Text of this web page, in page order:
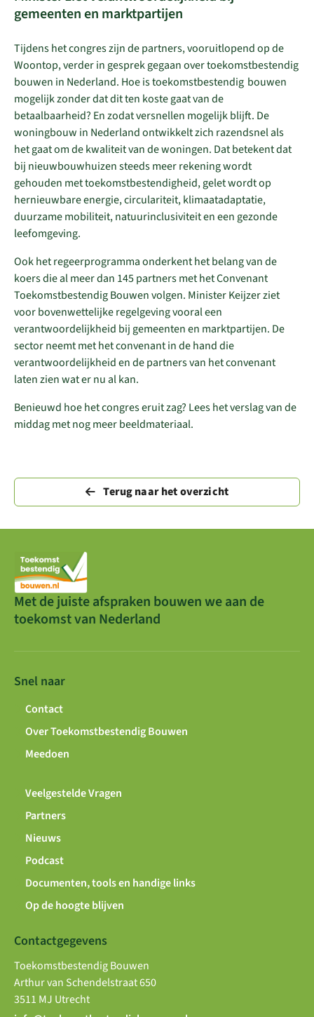
gemeenten en marktpartijen
Tijdens het congres zijn de partners, vooruitlopend op de
Woontop, verder in gesprek gegaan over toekomstbestendig
bouwen in Nederland. Hoe is toekomstbestendig bouwen
mogelijk zonder dat dit ten koste gaat van de
betaalbaarheid? En zodat versnellen mogelijk blijft. De
woningbouw in Nederland ontwikkelt zich razendsnel als
het gaat om de kwaliteit van de woningen. Dat betekent dat
bij nieuwbouwhuizen steeds meer rekening wordt
gehouden met toekomstbestendigheid, gelet wordt op
hernieuwbare energie, circulariteit, klimaatadaptatie,
duurzame mobiliteit, natuurinclusiviteit en een gezonde
leefomgeving.
Ook het regeerprogramma onderkent het belang van de
koers die al meer dan 145 partners met het Convenant
Toekomstbestendig Bouwen volgen. Minister Keijzer ziet
voor bovenwettelijke regelgeving vooral een
verantwoordelijkheid bij gemeenten en marktpartijen. De
sector neemt met het convenant in de hand die
verantwoordelijkheid en de partners van het convenant
laten zien wat er nu al kan.
Benieuwd hoe het congres eruit zag? Lees het verslag van de
middag met nog meer beeldmateriaal.
Terug naar het overzicht
Met de juiste afspraken bouwen we aan de
toekomst van Nederland
Snel naar
Contact
Over Toekomstbestendig Bouwen
Meedoen
Veelgestelde Vragen
Partners
Nieuws
Podcast
Documenten, tools en handige links
Op de hoogte blijven
Contactgegevens
Toekomstbestendig Bouwen
Arthur van Schendelstraat 650
3511 MJ Utrecht